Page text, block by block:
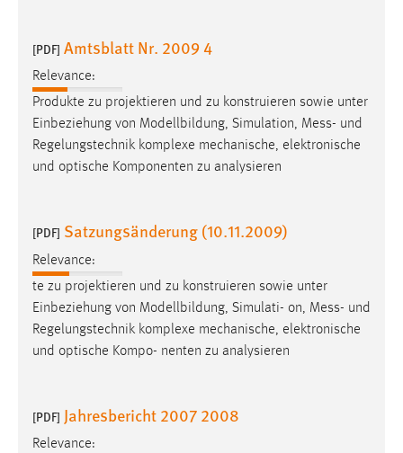
[PDF] Amtsblatt Nr. 2009 4
Relevance:
Produkte zu projektieren und zu konstruieren sowie unter
Einbeziehung von Modellbildung, Simulation, Mess- und
Regelungstechnik komplexe mechanische, elektronische
und optische Komponenten zu analysieren
[PDF] Satzungsänderung (10.11.2009)
Relevance:
te zu projektieren und zu konstruieren sowie unter
Einbeziehung von Modellbildung, Simulati- on, Mess- und
Regelungstechnik komplexe mechanische, elektronische
und optische Kompo- nenten zu analysieren
[PDF] Jahresbericht 2007 2008
Relevance: